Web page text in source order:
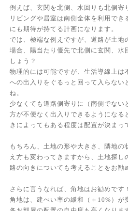
例えば、玄関を北側、水回りも北側寄
リビングや居室は南側全体を利用でき
にも期待が持てる計画になります。
では、極端な例えですが、道路が土地
場合、陽当たり優先で北側に玄関、水
しょう？
物理的には可能ですが、生活導線上は
への出入りをぐるっと回って入らない
ね。
少なくても道路側寄りに（南側でない
方が不便なく出入りできるようになる
きによってもある程度は配置が決まっ
もちろん、土地の形や大きさ、隣地の
え方も変わってきますから、土地探し
路の向きについても考えることをお勧
さらに言うなれば、角地はお勧めです！
角地は、建ぺい率の緩和（＋10%）が